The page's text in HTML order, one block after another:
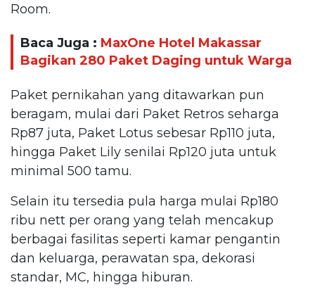
Room.
Baca Juga : MaxOne Hotel Makassar
Bagikan 280 Paket Daging untuk Warga
Paket pernikahan yang ditawarkan pun
beragam, mulai dari Paket Retros seharga
Rp87 juta, Paket Lotus sebesar Rp110 juta,
hingga Paket Lily senilai Rp120 juta untuk
minimal 500 tamu.
Selain itu tersedia pula harga mulai Rp180
ribu nett per orang yang telah mencakup
berbagai fasilitas seperti kamar pengantin
dan keluarga, perawatan spa, dekorasi
standar, MC, hingga hiburan.